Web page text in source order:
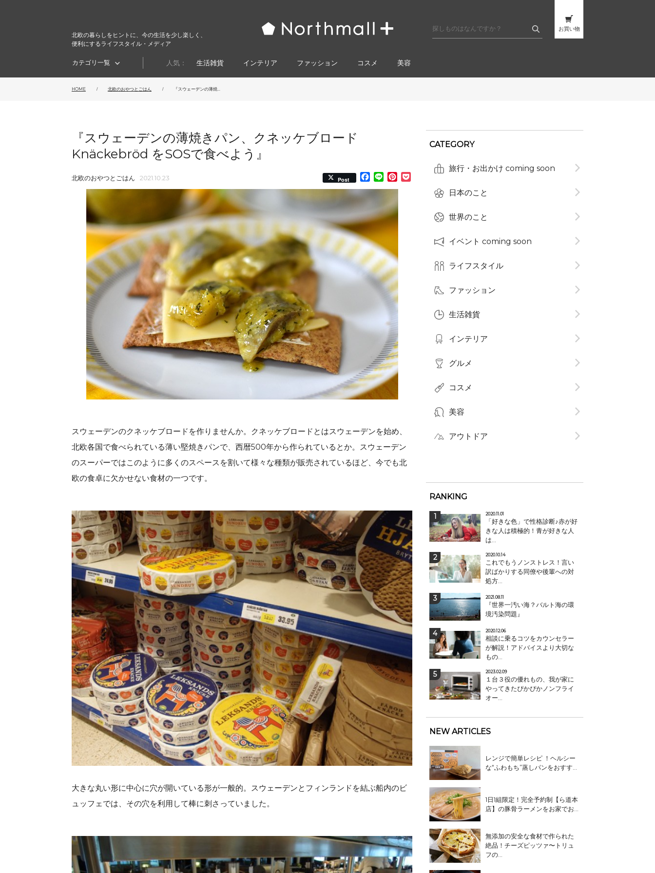
北欧の暮らしをヒントに、今の生活を少し楽しく、
便利にするライフスタイル・メディア
お買い物
カテゴリ一覧 人気： 生活雑貨 インテリア ファッション コスメ​ 美容
HOME 北欧のおやつとごはん 『スウェーデンの薄焼...
『スウェーデンの薄焼きパン、クネッケブロード
Knäckebröd をSOSで食べよう』
北欧のおやつとごはん 2021.10.23 Post Facebook
Line Pinterest
Pocket
スウェーデンのクネッケブロードを作りませんか。クネッケブロードとはスウェーデンを始め、
北欧各国で食べられている薄い堅焼きパンで、西暦500年から作られているとか。スウェーデン
のスーパーではこのように多くのスペースを割いて様々な種類が販売されているほど、今でも北
欧の食卓に欠かせない食材の一つです。
大きな丸い形に中心に穴が開いている形が一般的。スウェーデンとフィンランドを結ぶ船内のビ
ュッフェでは、その穴を利用して棒に刺さっていました。
CATEGORY
旅行・お出かけ coming soon
日本のこと
世界のこと
イベント coming soon
ライフスタイル
ファッション
生活雑貨
インテリア
グルメ
コスメ​
美容
アウトドア
RANKING
2020.11.01
「好きな色」で性格診断♪赤が好
きな人は積極的！青が好きな人
は...
2020.10.14
これでもうノンストレス！言い
訳ばかりする同僚や後輩への対
処方...
2021.08.11
『世界一汚い海？バルト海の環
境汚染問題』
2020.12.06
相談に乗るコツをカウンセラー
が解説！アドバイスより大切な
もの...
2023.02.09
１台３役の優れもの、我が家に
やってきたぴかぴかノンフライ
オー...
NEW ARTICLES
レンジで簡単レシピ ！ヘルシー
な“ふわもち”蒸しパンをおすす...
1日1組限定！完全予約制【ら道本
店】の豚骨ラーメンをお家でお...
無添加の安全な食材で作られた
絶品！チーズピッツァ〜トリュ
フの...